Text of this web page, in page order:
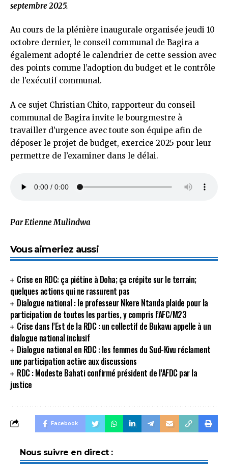
septembre 2025.
Au cours de la plénière inaugurale organisée jeudi 10
octobre dernier, le conseil communal de Bagira a
également adopté le calendrier de cette session avec
des points comme l’adoption du budget et le contrôle
de l’exécutif communal.
A ce sujet Christian Chito, rapporteur du conseil
communal de Bagira invite le bourgmestre à
travailler d’urgence avec toute son équipe afin de
déposer le projet de budget, exercice 2025 pour leur
permettre de l’examiner dans le délai.
Par Etienne Mulindwa
Vous aimeriez aussi
Crise en RDC: ça piétine à Doha; ça crépite sur le terrain;
quelques actions qui ne rassurent pas
Dialogue national : le professeur Nkere Ntanda plaide pour la
participation de toutes les parties, y compris l’AFC/M23
Crise dans l’Est de la RDC : un collectif de Bukavu appelle à un
dialogue national inclusif
Dialogue national en RDC : les femmes du Sud-Kivu réclament
une participation active aux discussions
RDC : Modeste Bahati confirmé président de l’AFDC par la
justice
Facebook
Nous suivre en direct :